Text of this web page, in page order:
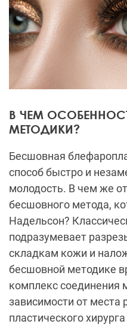
В ЧЕМ
МЕТОДИКИ?
Бесшовная
способ быстро и
молодость. В чем же
бесшовного метода,
Надельсон?
подразумевает
складкам кожи и
бесшовной методике
комплекс соединения
зависимости от места
пластического